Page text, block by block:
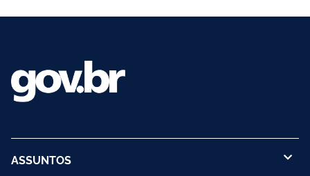
ASSUNTOS